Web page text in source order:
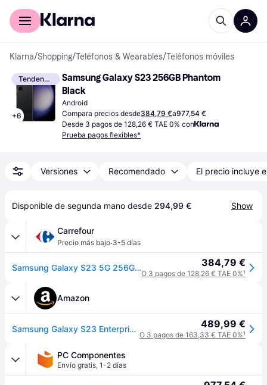
Comprar con Klarna
Klarna/Shopping/Teléfonos & Wearables/Teléfonos móviles
Tendencia
+6
Samsung Galaxy S23 256GB Phantom
Black
Android
Compara precios desde384,79 €a977,54 €
Desde 3 pagos de 128,26 € TAE 0% con
Prueba pagos flexibles*
Versiones Recomendado El precio incluye
Disponible de segunda mano desde 294,99 € Show
Carrefour
Precio más bajo·3-5 días
Samsung Galaxy S23 5G 256GB + 8GB RAM - Negro 384,79 €
O 3 pagos de 128,26 € TAE 0%¹
Amazon
Samsung Galaxy S23 Enterprise Edition SM-S911B 15,5 cm (6.1") Android 13 5G USB Tipo C 8 GB 256 GB 3900 mAh Negro 489,99 €
O 3 pagos de 163,33 € TAE 0%¹
PC Componentes
Envío gratis, 1-2 días